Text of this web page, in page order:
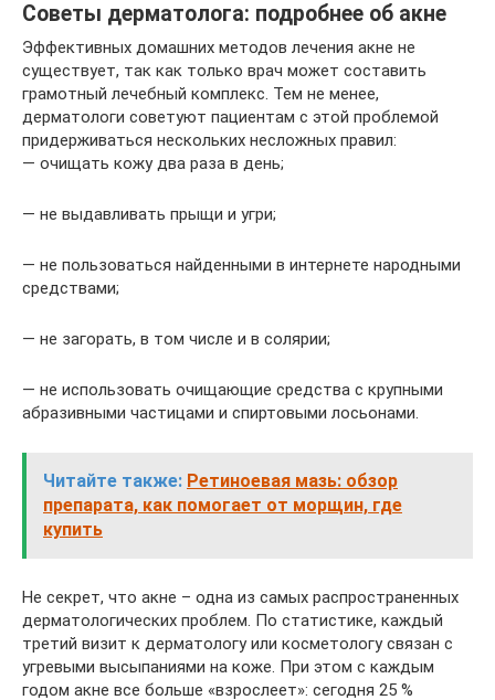
Советы дерматолога: подробнее об акне
Эффективных домашних методов лечения акне не
существует, так как только врач может составить
грамотный лечебный комплекс. Тем не менее,
дерматологи советуют пациентам с этой проблемой
придерживаться нескольких несложных правил:
— очищать кожу два раза в день;
— не выдавливать прыщи и угри;
— не пользоваться найденными в интернете народными
средствами;
— не загорать, в том числе и в солярии;
— не использовать очищающие средства с крупными
абразивными частицами и спиртовыми лосьонами.
Читайте также: Ретиноевая мазь: обзор
препарата, как помогает от морщин, где
купить
Не секрет, что акне – одна из самых распространенных
дерматологических проблем. По статистике, каждый
третий визит к дерматологу или косметологу связан с
угревыми высыпаниями на коже. При этом с каждым
годом акне все больше «взрослеет»: сегодня 25 %